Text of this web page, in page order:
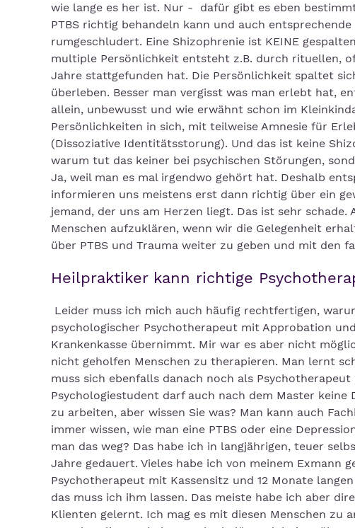
wie lange es her ist. Nur - dafür gibt es eben
PTBS richtig behandeln kann und auch
rumgeschludert. Eine Shizophrenie ist KEINE
multiple Persönlichkeit entsteht z.B. durch rituellen,
Jahre stattgefunden hat. Die Persönlichkeit spaltet
überleben. Besser man vergisst was man erlebt hat,
allein, unbewusst und wie erwähnt schon im
Persönlichkeiten in sich, mit teilweise Amnesie für
(Dissoziative Identitätsstorung). Und das ist keine
warum tut das keiner bei psychischen Störungen,
Ja, weil man es mal irgendwo gehört hat. Deshalb
informieren uns meistens erst dann richtig über ein
jemand, der uns am Herzen liegt. Das ist sehr
Menschen aufzuklären, wenn wir die Gelegenheit
über PTBS und Trauma weiter zu geben und mit den
Heilpraktiker kann richtige
Leider muss ich mich auch häufig rechtfertigen,
psychologischer Psychotherapeut mit Approbation
Krankenkasse übernimmt. Mir war es aber nicht
nicht geholfen Menschen zu therapieren. Man lernt
muss sich ebenfalls danach noch als
Psychologiestudent darf auch nach dem Master
zu arbeiten, aber wissen Sie was? Man kann auch
immer wissen, wie man eine PTBS oder eine
man das weg? Das habe ich in langjährigen, teuer
Jahre gedauert. Vieles habe ich von meinem
Psychotherapeut mit Kassensitz und 12 Monate
das muss ich ihm lassen. Das meiste habe ich aber
Klienten gelernt. Ich mag es mit diesen Menschen